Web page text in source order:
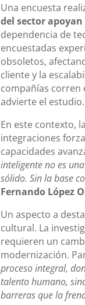
Una encuesta
del sector
dependencia de
encuestadas
obsoletos,
cliente y la
compañías corren
advierte el estudio.
En este contexto,
integraciones
capacidades
inteligente no es
sólido. Sin la base
Fernando López
Un aspecto a
cultural. La
requieren un
modernización.
proceso integral,
talento humano,
barreras que la